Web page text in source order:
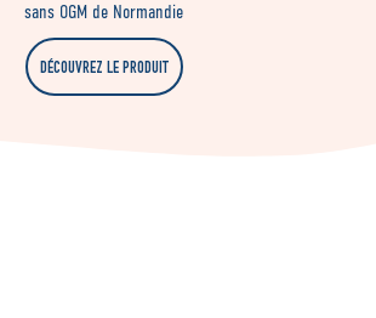
sans OGM de Normandie
DÉCOUVREZ LE PRODUIT